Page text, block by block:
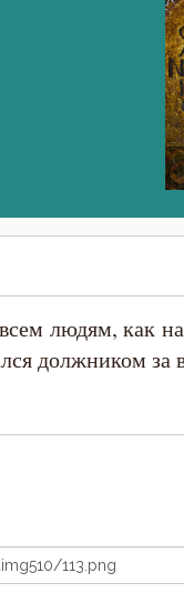
людям, как
должником за